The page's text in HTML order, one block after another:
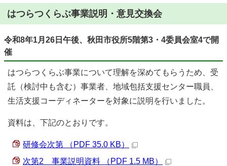
はつらつくらぶ事業説明・意見交換会
令和8年1月26日午後、秋田市役所5階第3・4委員会室4で開
催
はつらつくらぶ事業について理解を深めてもらうため、受
託（検討中も含む）事業者、地域包括支援センター職員、
生活支援コーディネーターを対象に説明を行いました。
資料は、下記のとおりです。
研修会次第 （PDF 35.0 KB）
次第2 事業説明資料 （PDF 1.5 MB）